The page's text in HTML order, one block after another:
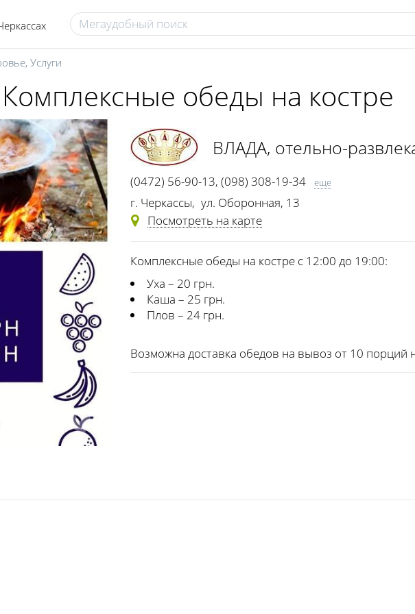
, Услуги
обеды на костре
ВЛАДА, отельно-
(0472) 56-90-13, (098) 308-19-34
(093) 012-16-35
еще
г. Черкассы, ул. Оборонная, 13
Посмотреть на карте
Комплексные обеды на костре с 12:00 до 19:00:
Уха – 20 грн.
Каша – 25 грн.
Плов – 24 грн.
Возможна доставка обедов на вывоз от 10 порций